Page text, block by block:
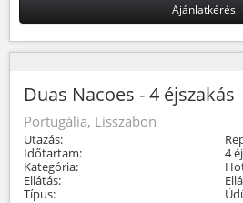
Ajánlatkérés
Duas Nacoes - 4 éjszakás
Portugália, Lisszabon
Utazás:
Időtartam:
4 éj
Kategória:
Ellátás:
Típus: